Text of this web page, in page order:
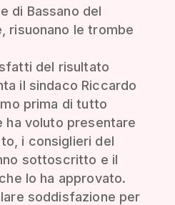
di Bassano del
risuonano le trombe
del risultato
il sindaco Riccardo
prima di tutto
ha voluto presentare
i consiglieri del
sottoscritto e il
lo ha approvato.
soddisfazione per